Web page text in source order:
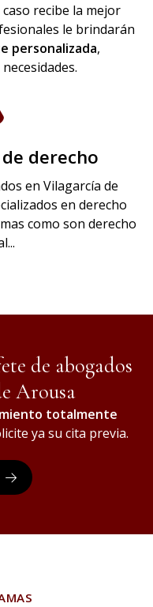
recibe la mejor
le brindarán
personalizada,
derecho
en Vilagarcía de
en derecho
como son derecho
de abogados
Arousa
totalmente
ya su cita previa.